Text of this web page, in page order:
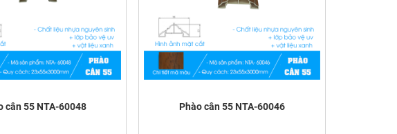
cân 55 NTA-60048 Phào cân 55 NTA-60046